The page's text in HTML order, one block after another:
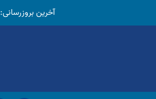
آخرین بروزرسانی: